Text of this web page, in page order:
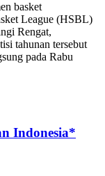
basket
League (HSBL)
Rengat,
tahunan tersebut
pada Rabu
Indonesia*